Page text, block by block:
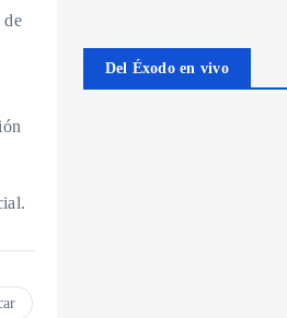
de
Del Éxodo en vivo